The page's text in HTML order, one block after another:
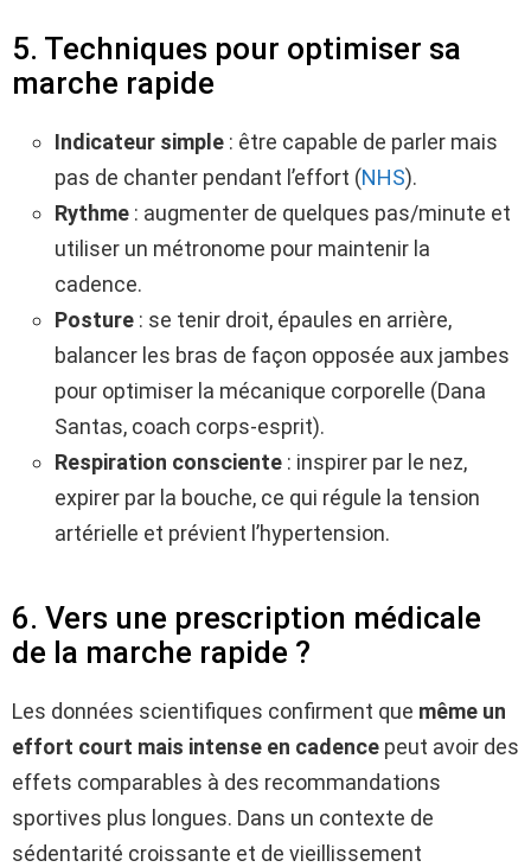
5. Techniques pour optimiser sa
marche rapide
Indicateur simple : être capable de parler mais
pas de chanter pendant l’effort (NHS).
Rythme : augmenter de quelques pas/minute et
utiliser un métronome pour maintenir la
cadence.
Posture : se tenir droit, épaules en arrière,
balancer les bras de façon opposée aux jambes
pour optimiser la mécanique corporelle (Dana
Santas, coach corps-esprit).
Respiration consciente : inspirer par le nez,
expirer par la bouche, ce qui régule la tension
artérielle et prévient l’hypertension.
6. Vers une prescription médicale
de la marche rapide ?
Les données scientifiques confirment que même un
effort court mais intense en cadence peut avoir des
effets comparables à des recommandations
sportives plus longues. Dans un contexte de
sédentarité croissante et de vieillissement